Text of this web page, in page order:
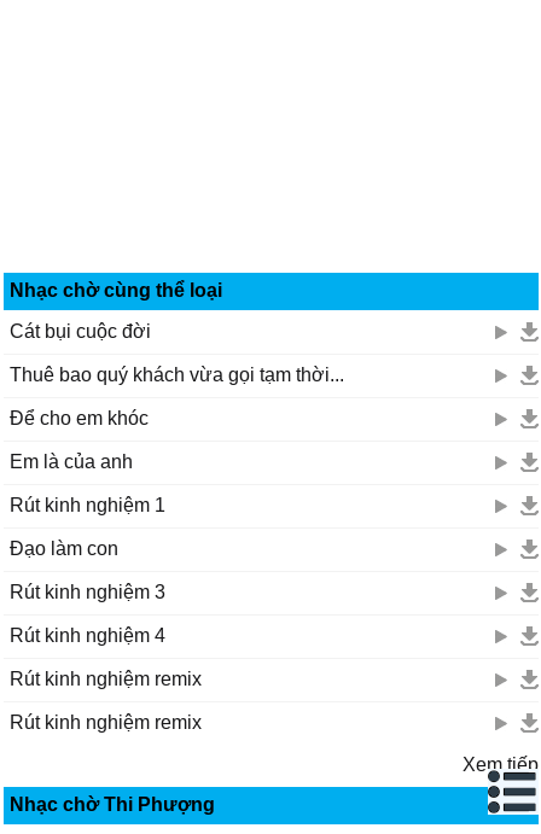
Nhạc chờ cùng thể loại
Cát bụi cuộc đời
Thuê bao quý khách vừa gọi tạm thời...
Để cho em khóc
Em là của anh
Rút kinh nghiệm 1
Đạo làm con
Rút kinh nghiệm 3
Rút kinh nghiệm 4
Rút kinh nghiệm remix
Rút kinh nghiệm remix
Xem tiếp
Nhạc chờ Thi Phượng